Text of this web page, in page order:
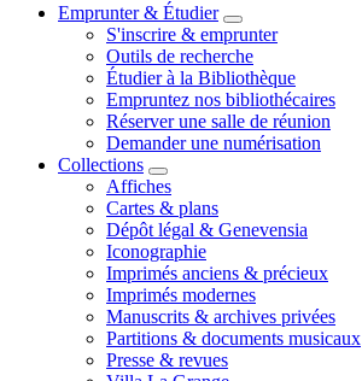
Emprunter & Étudier
S'inscrire & emprunter
Outils de recherche
Étudier à la Bibliothèque
Empruntez nos bibliothécaires
Réserver une salle de réunion
Demander une numérisation
Collections
Affiches
Cartes & plans
Dépôt légal & Genevensia
Iconographie
Imprimés anciens & précieux
Imprimés modernes
Manuscrits & archives privées
Partitions & documents musicaux
Presse & revues